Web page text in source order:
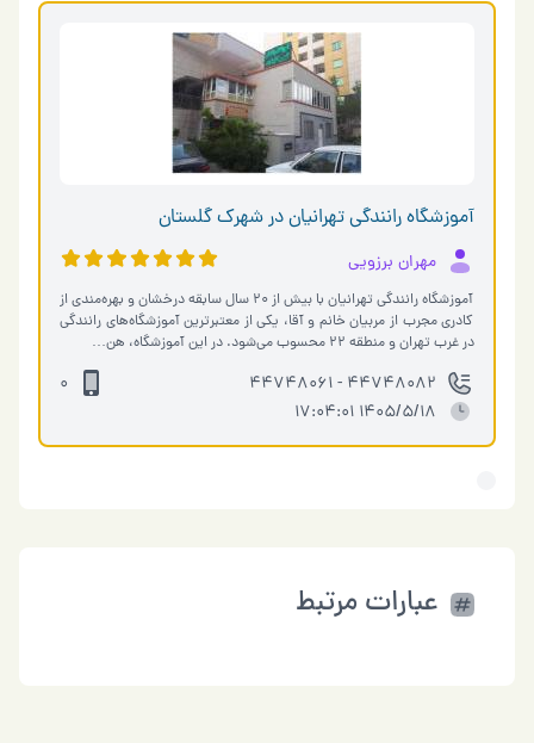
آموزشگاه رانندگی تهرانیان در شهرک گلستان
مهران برزویی
آموزشگاه رانندگی تهرانیان با بیش از ۲۰ سال سابقه درخشان و بهره‌مندی از
کادری مجرب از مربیان خانم و آقا، یکی از معتبرترین آموزشگاه‌های رانندگی
در غرب تهران و منطقه ۲۲ محسوب می‌شود. در این آموزشگاه، هن…
44748082 - 44748061
0
1405/5/18 17:04:01
عبارات مرتبط